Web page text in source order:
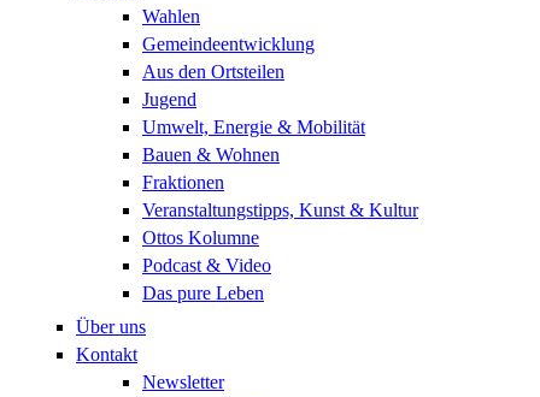
Wahlen
Gemeindeentwicklung
Aus den Ortsteilen
Jugend
Umwelt, Energie & Mobilität
Bauen & Wohnen
Fraktionen
Veranstaltungstipps, Kunst & Kultur
Ottos Kolumne
Podcast & Video
Das pure Leben
Über uns
Kontakt
Newsletter